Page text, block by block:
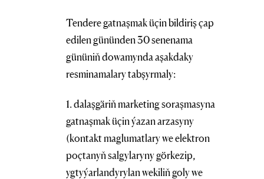
Tendere gatnaşmak üçin bildiriş çap
edilen gününden 30 senenama
gününiň dowamynda aşakdaky
resminamalary tabşyrmaly:
1. dalaşgäriň marketing soraşmasyna
gatnaşmak üçin ýazan arzasyny
(kontakt maglumatlary we elektron
poçtanyň salgylaryny görkezip,
ygtyýarlandyrylan wekiliň goly we